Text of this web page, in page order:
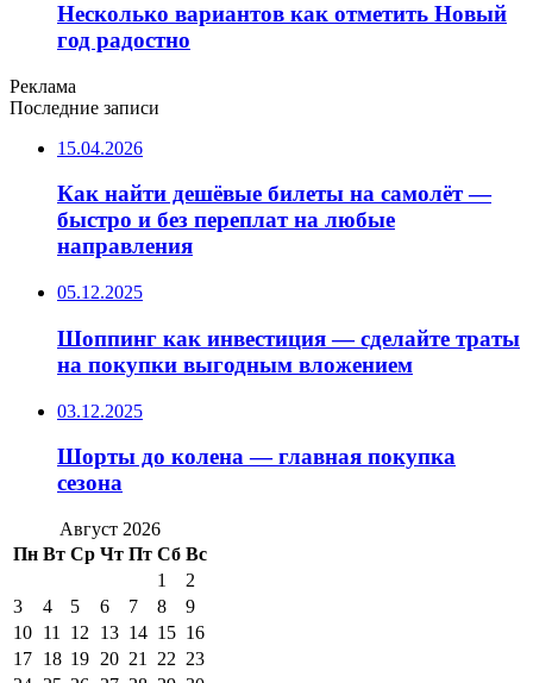
Несколько вариантов как отметить Новый
год радостно
Реклама
Последние записи
15.04.2026
Как найти дешёвые билеты на самолёт —
быстро и без переплат на любые
направления
05.12.2025
Шоппинг как инвестиция — сделайте траты
на покупки выгодным вложением
03.12.2025
Шорты до колена — главная покупка
сезона
Август 2026
Пн Вт Ср Чт Пт Сб Вс
1
2
3
4 5 6 7 8
9
10 11 12 13 14 15 16
17 18 19 20 21 22 23